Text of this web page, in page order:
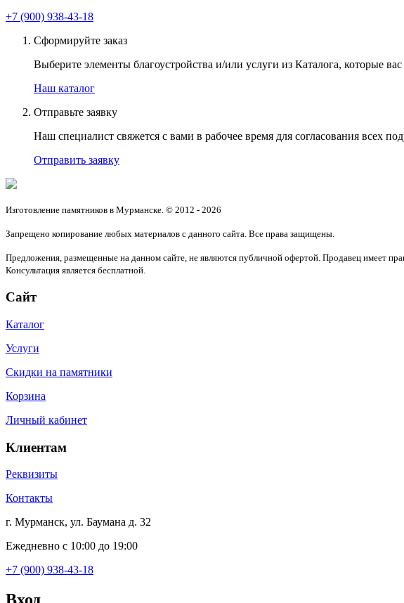
+7 (900) 938-43-18
Сформируйте заказ
Выберите элементы благоустройства и/или услуги из Каталога, которые
Наш каталог
Отправьте заявку
Наш специалист свяжется с вами в рабочее время для согласования всех
Отправить заявку
Изготовление памятников в Мурманске. © 2012 - 2026
Запрещено копирование любых материалов с данного сайта. Все права защищены.
Предложения, размещенные на данном сайте, не являются публичной офертой. Продавец имеет
Консультация является бесплатной.
Сайт
Каталог
Услуги
Скидки на памятники
Корзина
Личный кабинет
Клиентам
Реквизиты
Контакты
г. Мурманск, ул. Баумана д. 32
Ежедневно с 10:00 до 19:00
+7 (900) 938-43-18